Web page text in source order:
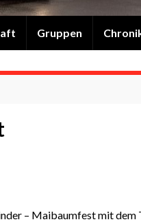
Gruppen
– Maibaumfest mit dem